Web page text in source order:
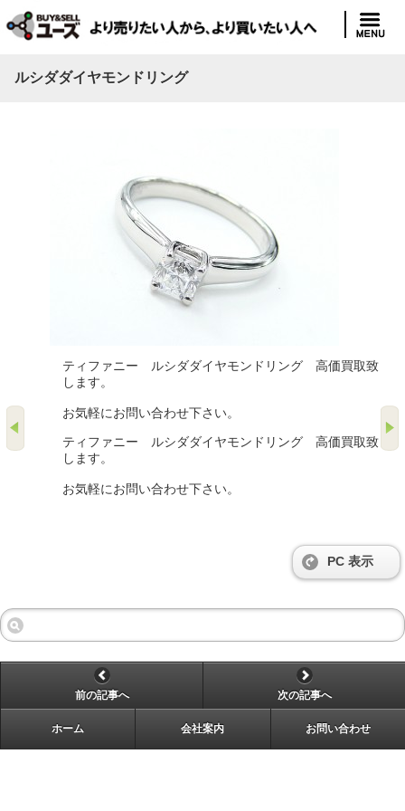
ルシダダイヤモンドリング
ティファニー ルシダダイヤモンドリング 高価買取致
します。
お気軽にお問い合わせ下さい。
ティファニー ルシダダイヤモンドリング 高価買取致
します。
お気軽にお問い合わせ下さい。
PC 表示
前の記事へ 次の記事へ
ホーム 会社案内 お問い合わせ